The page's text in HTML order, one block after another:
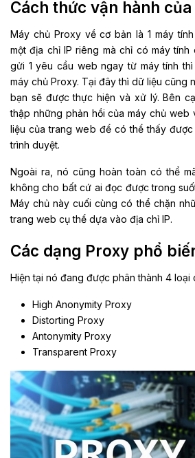
Cách thức vận hành
Máy chủ Proxy về cơ bản là 1 máy
một địa chỉ IP riêng mà chỉ có máy tính
gửi 1 yêu cầu web ngay từ máy tính
máy chủ Proxy. Tại đây thì dữ liệu cũng
bạn sẽ được thực hiện và xử lý. Bên
thập những phản hồi của máy chủ
liệu của trang web để có thể thấy
trình duyệt.
Ngoài ra, nó cũng hoàn toàn có thể
không cho bất cứ ai đọc được trong
Máy chủ này cuối cùng có thể chặn
trang web cụ thể dựa vào địa chỉ IP.
Các dạng Proxy phổ
Hiện tại nó đang được phân thành 4 loại
High Anonymity Proxy
Distorting Proxy
Antonymity Proxy
Transparent Proxy